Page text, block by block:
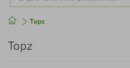
Topz
Topz
Produtos mais buscados